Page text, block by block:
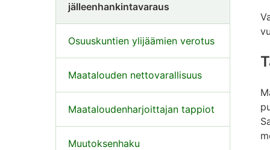
jälleenhankintavaraus
Osuuskuntien ylijäämien verotus
Maatalouden nettovarallisuus
Maataloudenharjoittajan tappiot
Muutoksenhaku